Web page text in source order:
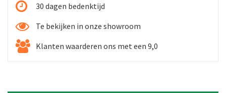
30 dagen bedenktijd
Te bekijken in onze showroom
Klanten waarderen ons met een 9,0